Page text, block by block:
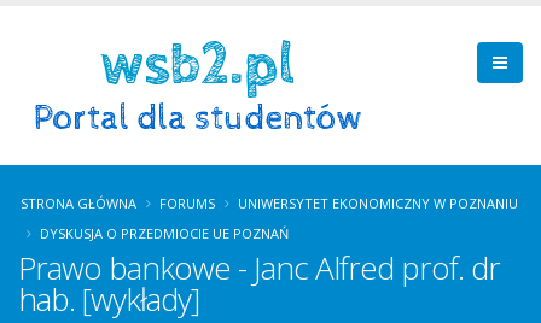
STRONA GŁÓWNA FORUMS
UNIWERSYTET EKONOMICZNY W POZNANIU
DYSKUSJA O PRZEDMIOCIE UE POZNAŃ
Prawo bankowe - Janc Alfred prof. dr
hab. [wykłady]